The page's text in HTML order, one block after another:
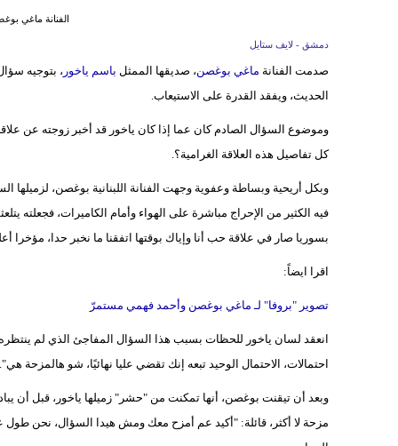
الفنانة ماغي
دمشق - لايف ستايل
صدمت الفنانة ماغي بوغصن، صديقها الممثل باسم ياخور ، بتوجيه
الحديث، ويفقد القدرة على الاستيعاب.
وموضوع السؤال الصادم كان عما إذا كان ياخور قد أخبر زوجته عن
كل تفاصيل هذه العلاقة الغرامية؟.
وبكل أريحية وبساطة وعفوية وجهت الفنانة اللبنانية بوغصن، لزميلها
فيه الكثير من الإحراج مباشرة على الهواء وأمام الكاميرات، فجعلته
بسوريا صار في علاقة حب أنا وإياك بوقتها اتفقنا ما نخبر حدا،
اقرا ايضاً:
تصوير "بروفا" لـ ماغي بوغصن وأحمد فهمي مستمرّ
انعقد لسان ياخور للحظات بسبب هذا السؤال المفاجئ الذي لم
احتمالات، الاحتمال الوحيد تبعه إنك تقضي عليا نهائيًا، شو هالمزحة هي".
وبعد أن تيقنت بوغصن، أنها تمكنت من "حشر" زميلها ياخور، قبل أن
مزحة لا أكثر، قائلة: "أكيد عم أمزح معك ومش هيدا السؤال، نحن طول